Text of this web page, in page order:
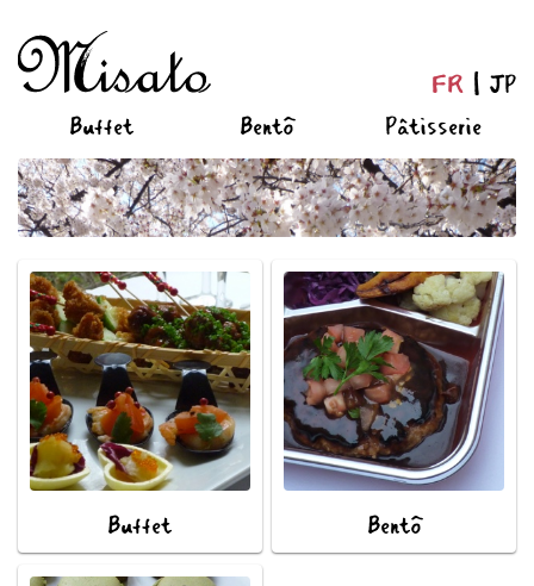
FR
JP
Buffet
Bentô Pâtisserie
Buffet Bentô